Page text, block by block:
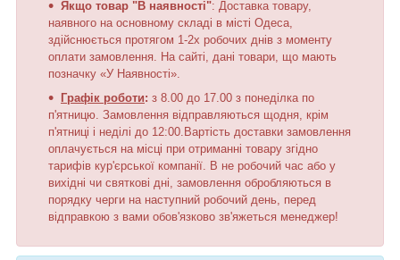
Якщо товар "В наявності": Доставка товару,
наявного на основному складі в місті Одеса,
здійснюється протягом 1-2х робочих днів з моменту
оплати замовлення. На сайті, дані товари, що мають
позначку «У Наявності».
Графік роботи: з 8.00 до 17.00 з понеділка по
п'ятницю. Замовлення відправляються щодня, крім
п'ятниці і неділі до 12:00.Вартість доставки замовлення
оплачується на місці при отриманні товару згідно
тарифів кур'єрської компанії. В не робочий час або у
вихідні чи святкові дні, замовлення обробляються в
порядку черги на наступний робочий день, перед
відправкою з вами обов'язково зв'яжеться менеджер!